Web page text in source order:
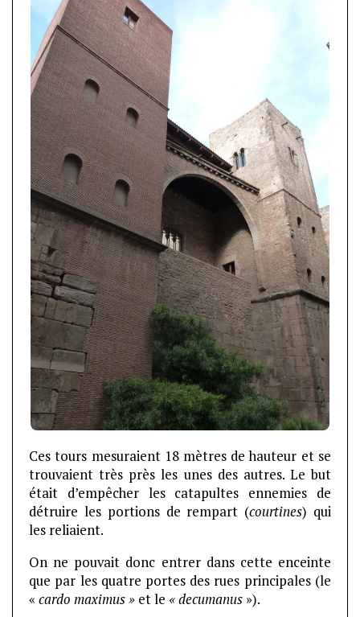
Ces tours mesuraient 18 mètres de hauteur et se
trouvaient très près les unes des autres. Le but
était d’empêcher les catapultes ennemies de
détruire les portions de rempart (courtines) qui
les reliaient.
On ne pouvait donc entrer dans cette enceinte
que par les quatre portes des rues principales (le
«cardo maximus » et le « decumanus »).